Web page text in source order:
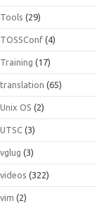
Tools (29)
TOSSConf (4)
Training (17)
translation (65)
Unix OS (2)
UTSC (3)
vglug (3)
videos (322)
vim (2)